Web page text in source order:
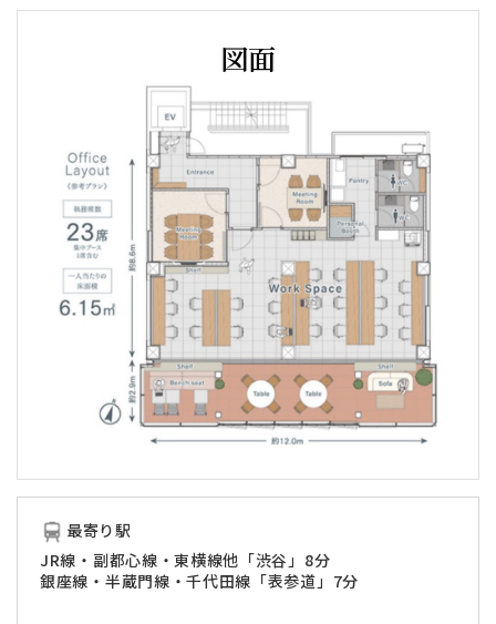
図面
最寄り駅
JR線・副都心線・東横線他「渋谷」8分
銀座線・半蔵門線・千代田線「表参道」7分